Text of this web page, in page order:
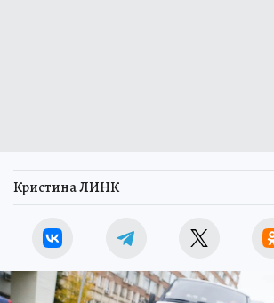
Кристина ЛИНК